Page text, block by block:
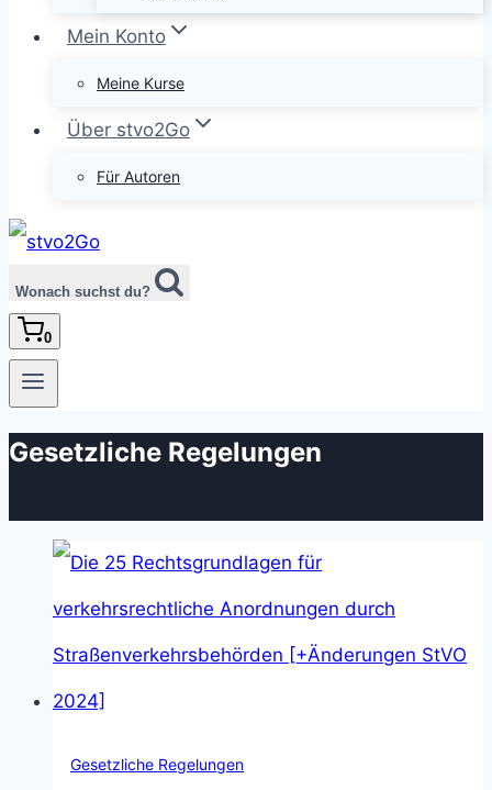
Mein Konto
Meine Kurse
Über stvo2Go
Für Autoren
Wonach suchst du?
0
Gesetzliche Regelungen
Gesetzliche Regelungen